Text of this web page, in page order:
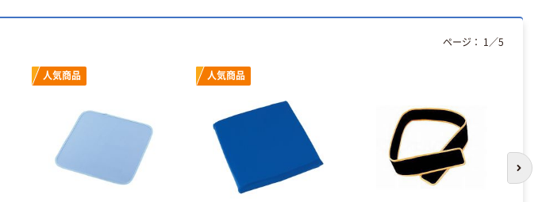
人気商品 人気商品
ページ： 1 ／5
次
本気プライス
￥124~
本気プライス
大塚製薬工場
経口補水液 オー
エスワン（OS-1）
オリジナル
本気プライス
アスクル フラッ
トファイル エコ
ノミータイプ
A4タテ(コクヨ
製造）
￥115~